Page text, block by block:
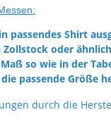
passendes Shirt
Zollstock oder
so wie in der
passende Größe
durch die